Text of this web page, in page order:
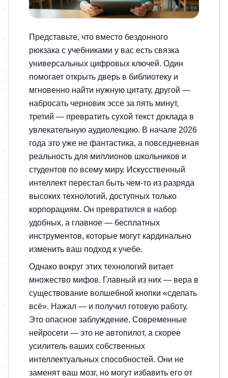
Представьте, что вместо бездонного
рюкзака с учебниками у вас есть связка
универсальных цифровых ключей. Один
помогает открыть дверь в библиотеку и
мгновенно найти нужную цитату, другой —
набросать черновик эссе за пять минут,
третий — превратить сухой текст доклада в
увлекательную аудиолекцию. В начале 2026
года это уже не фантастика, а повседневная
реальность для миллионов школьников и
студентов по всему миру. Искусственный
интеллект перестал быть чем-то из разряда
высоких технологий, доступных только
корпорациям. Он превратился в набор
удобных, а главное — бесплатных
инструментов, которые могут кардинально
изменить ваш подход к учебе.
Однако вокруг этих технологий витает
множество мифов. Главный из них — вера в
существование волшебной кнопки «сделать
всё». Нажал — и получил готовую работу.
Это опасное заблуждение. Современные
нейросети — это не автопилот, а скорее
усилитель ваших собственных
интеллектуальных способностей. Они не
заменят ваш мозг, но могут избавить его от